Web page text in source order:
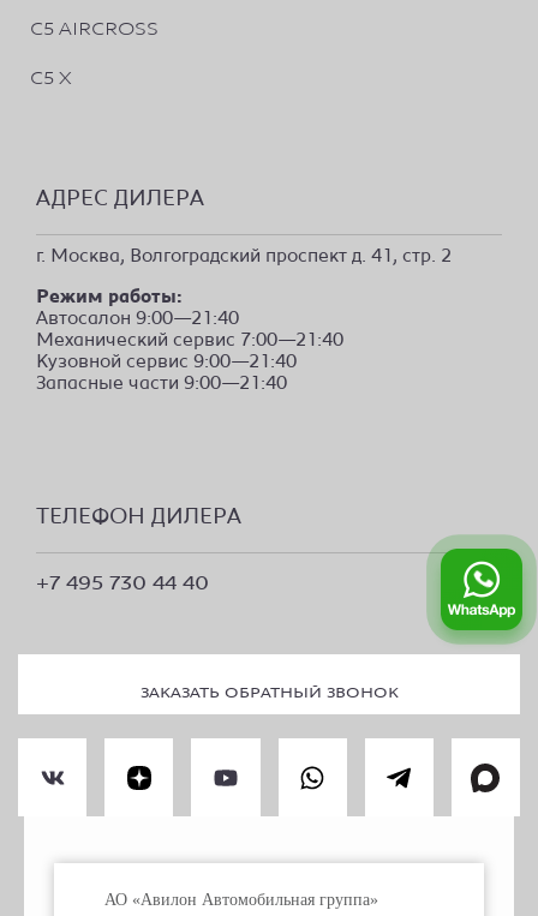
АО «Авилон Автомобильная группа»
C5 AIRCROSS
C5 X
АДРЕС ДИЛЕРА
г. Москва, Волгоградский проспект д. 41, стр. 2
Режим работы:
Автосалон 9:00—21:40
Механический сервис 7:00—21:40
Кузовной сервис 9:00—21:40
Запасные части 9:00—21:40
ТЕЛЕФОН ДИЛЕРА
+7 495 730 44 40
ЗАКАЗАТЬ ОБРАТНЫЙ ЗВОНОК
ПЕРСОНАЛЬНЫЕ ДАННЫЕ